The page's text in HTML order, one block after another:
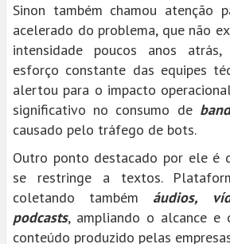
Sinon também chamou atenção
acelerado do problema, que não
intensidade poucos anos
esforço constante das equipes
alertou para o impacto
significativo no consumo de
causado pelo tráfego de bots.
Outro ponto destacado por ele é
se restringe a textos.
coletando também áudios,
podcasts, ampliando o alcance e
conteúdo produzido pelas